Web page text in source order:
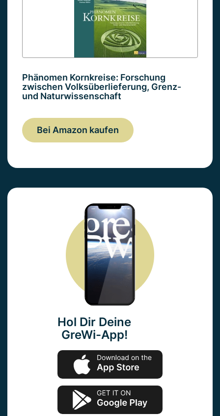
Phänomen Kornkreise: Forschung
zwischen Volksüberlieferung, Grenz-
und Naturwissenschaft
Bei Amazon kaufen
Hol Dir Deine
GreWi-App!